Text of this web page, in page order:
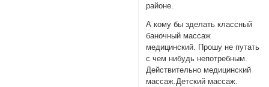
районе.
А кому бы зделать классный
баночный массаж
медицинский. Прошу не путать
с чем нибудь непотребным.
Действительно медицинский
массаж.Детский массаж.